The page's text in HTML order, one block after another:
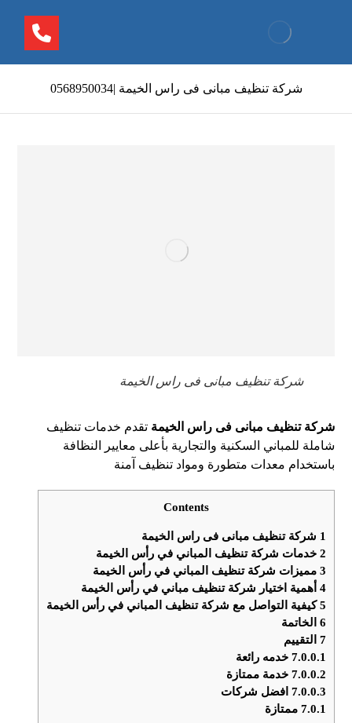
شركة تنظيف مبانى فى راس الخيمة |0568950034
شركة تنظيف مبانى فى راس الخيمة
شركة تنظيف مبانى فى راس الخيمة تقدم خدمات تنظيف
شاملة للمباني السكنية والتجارية بأعلى معايير النظافة
باستخدام معدات متطورة ومواد تنظيف آمنة
Contents
1 شركة تنظيف مبانى فى راس الخيمة
2 خدمات شركة تنظيف المباني في رأس الخيمة
3 مميزات شركة تنظيف المباني في رأس الخيمة
4 أهمية اختيار شركة تنظيف مباني في رأس الخيمة
5كيفية التواصل مع شركة تنظيف المباني في رأس الخيمة
6 الخاتمة
7 التقييم
7.0.0.1 خدمه رائعة
7.0.0.2 خدمة ممتازة
7.0.0.3 افضل شركات
7.0.1 ممتازة